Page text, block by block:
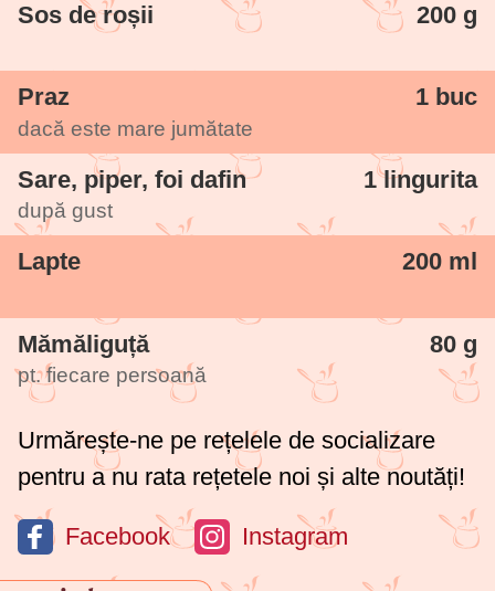
Sos de roșii 200 g
Praz 1 buc
dacă este mare jumătate
Sare, piper, foi dafin 1 lingurita
după gust
Lapte 200 ml
Mămăliguță 80 g
pt. fiecare persoană
Urmărește-ne pe rețelele de socializare
pentru a nu rata rețetele noi și alte noutăți!
Facebook Instagram